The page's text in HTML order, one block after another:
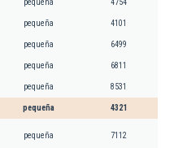
pequeña 4754
pequeña 4101
pequeña 6499
pequeña 6811
pequeña 8531
pequeña 4321
pequeña 7112